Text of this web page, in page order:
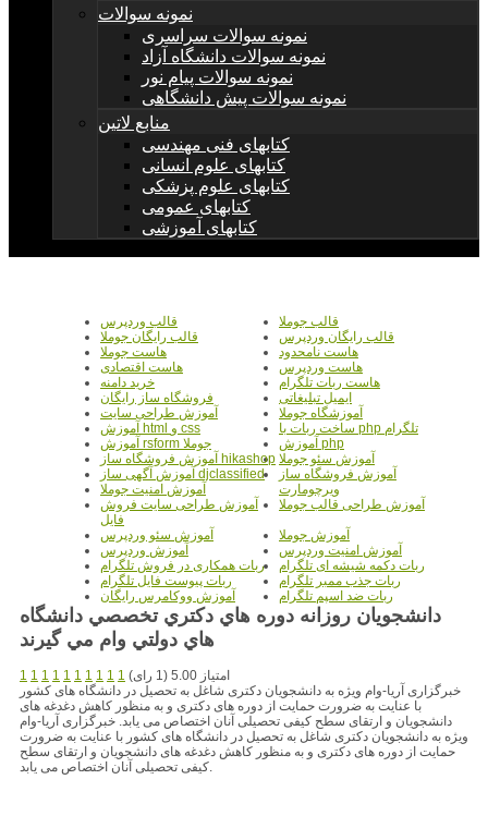
نمونه سوالات
نمونه سوالات سراسری
نمونه سوالات دانشگاه آزاد
نمونه سوالات پیام نور
نمونه سوالات پیش دانشگاهی
منابع لاتین
کتابهای فنی مهندسی
کتابهای علوم انسانی
کتابهای علوم پزشکی
کتابهای عمومی
کتابهای آموزشی
قالب جوملا
قالب وردپرس
قالب رایگان وردپرس
قالب رایگان جوملا
هاست نامحدود
هاست جوملا
هاست وردپرس
هاست اقتصادی
هاست ربات تلگرام
خرید دامنه
ایمیل تبلیغاتی
فروشگاه ساز رایگان
آموزشگاه جوملا
آموزش طراحی سایت
ساخت ربات با php تلگرام
آموزش html و css
آموزش php
آموزش rsform جوملا
آموزش سئو جوملا آموزش فروشگاه ساز hikashop
آموزش فروشگاه ساز
ویرچومارت
آموزش آگهی ساز djclassified
آموزش امنیت جوملا
آموزش طراحی قالب جوملا
آموزش طراحی سایت فروش
فایل
آموزش جوملا
آموزش سئو وردپرس
آموزش امنیت وردپرس
آموزش وردپرس
ربات دکمه شیشه ای تلگرام
ربات همکاری در فروش تلگرام
ربات جذب ممبر تلگرام
ربات پیوست فایل تلگرام
ربات ضد اسپم تلگرام
آموزش ووکامرس رایگان
دانشجويان روزانه دوره هاي دكتري تخصصي دانشگاه
هاي دولتي وام مي گيرند
1 1 1 1 1 1 1 1 1 1
امتیاز 5.00 (1 رای)
خبرگزاری آریا-وام ویژه به دانشجویان دکتری شاغل به تحصیل در دانشگاه های کشور
با عنایت به ضرورت حمایت از دوره های دکتری و به منظور کاهش دغدغه های
دانشجویان و ارتقای سطح کیفی تحصیلی آنان اختصاص می یابد. خبرگزاری آریا-وام
ویژه به دانشجویان دکتری شاغل به تحصیل در دانشگاه های کشور با عنایت به ضرورت
حمایت از دوره های دکتری و به منظور کاهش دغدغه های دانشجویان و ارتقای سطح
کیفی تحصیلی آنان اختصاص می یابد.